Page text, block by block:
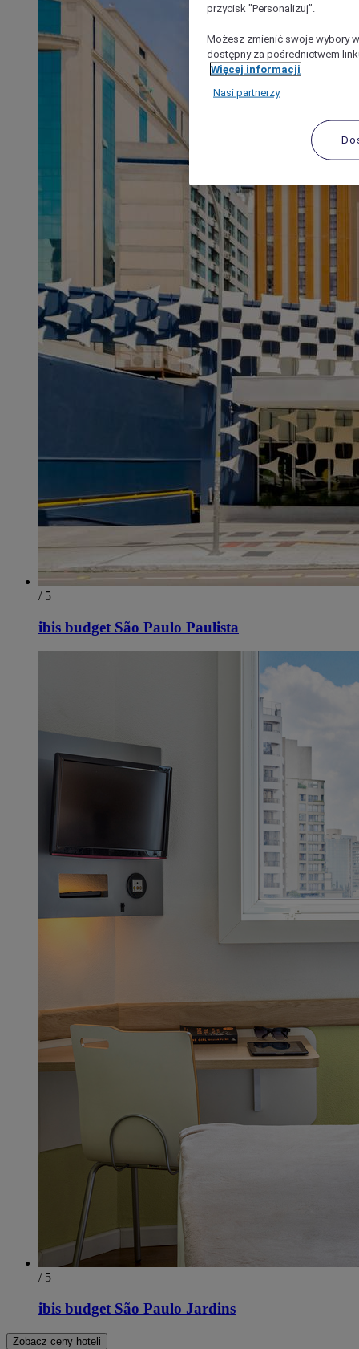
/ 5
ibis budget São Paulo Paulista
/ 5
ibis budget São Paulo Jardins
Zobacz ceny hoteli
przycisk "Personalizuj”.
Możesz zmienić swoje wybory
dostępny za pośrednictwem
Więcej informacji
Nasi partnerzy